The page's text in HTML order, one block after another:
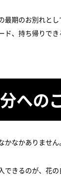
期のお別れと
、持ち帰りで
への
なかありませ
きるのが、花